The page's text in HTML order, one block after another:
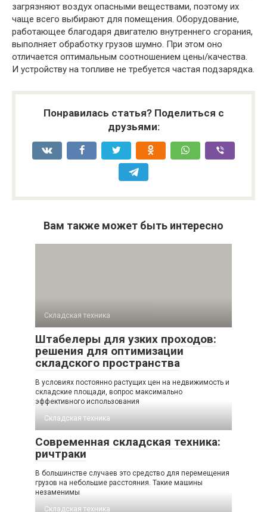
загрязняют воздух опасными веществами, поэтому их
чаще всего выбирают для помещения. Оборудование,
работающее благодаря двигателю внутреннего сгорания,
выполняет обработку грузов шумно. При этом оно
отличается оптимальным соотношением цены/качества.
И устройству на топливе не требуется частая подзарядка.
Понравилась статья? Поделиться с
друзьями:
Вам также может быть интересно
Складская техника
Штабелеры для узких проходов:
решения для оптимизации
складского пространства
В условиях постоянно растущих цен на недвижимость и
складские площади, вопрос максимально
эффективного использования
Складская техника
Современная складская техника:
ричтраки
В большинстве случаев это средство для перемещения
грузов на небольшие расстояния. Такие машины
незаменимы
Складская техника